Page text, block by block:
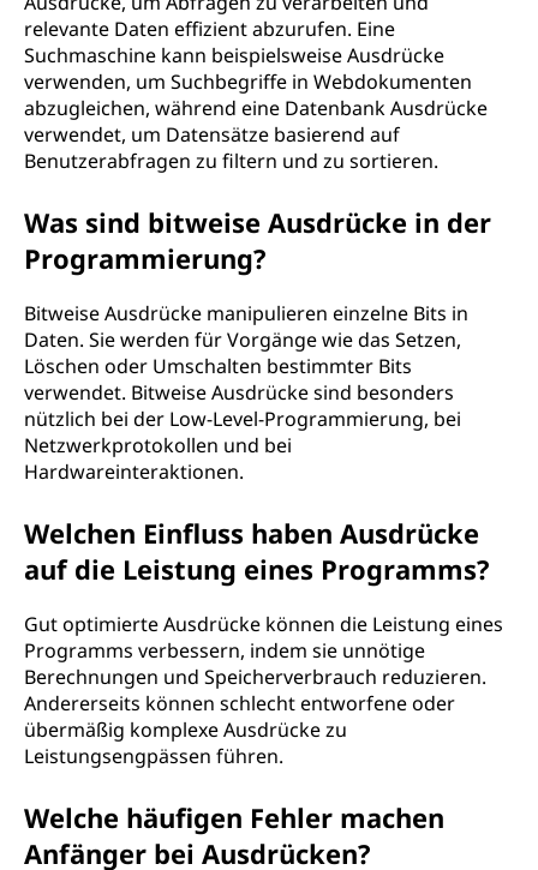
relevante Daten effizient abzurufen. Eine
Suchmaschine kann beispielsweise Ausdrücke
verwenden, um Suchbegriffe in Webdokumenten
abzugleichen, während eine Datenbank Ausdrücke
verwendet, um Datensätze basierend auf
Benutzerabfragen zu filtern und zu sortieren.
Was sind bitweise Ausdrücke in der
Programmierung?
Bitweise Ausdrücke manipulieren einzelne Bits in
Daten. Sie werden für Vorgänge wie das Setzen,
Löschen oder Umschalten bestimmter Bits
verwendet. Bitweise Ausdrücke sind besonders
nützlich bei der Low-Level-Programmierung, bei
Netzwerkprotokollen und bei
Hardwareinteraktionen.
Welchen Einfluss haben Ausdrücke
auf die Leistung eines Programms?
Gut optimierte Ausdrücke können die Leistung eines
Programms verbessern, indem sie unnötige
Berechnungen und Speicherverbrauch reduzieren.
Andererseits können schlecht entworfene oder
übermäßig komplexe Ausdrücke zu
Leistungsengpässen führen.
Welche häufigen Fehler machen
Anfänger bei Ausdrücken?